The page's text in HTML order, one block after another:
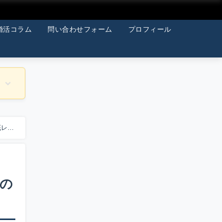
活コラム 問い合わせフォーム プロフィール
ポ